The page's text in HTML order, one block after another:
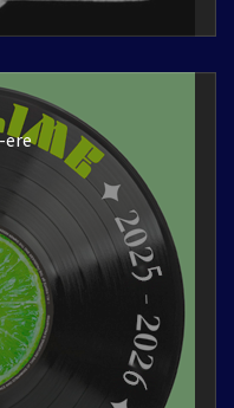
ere